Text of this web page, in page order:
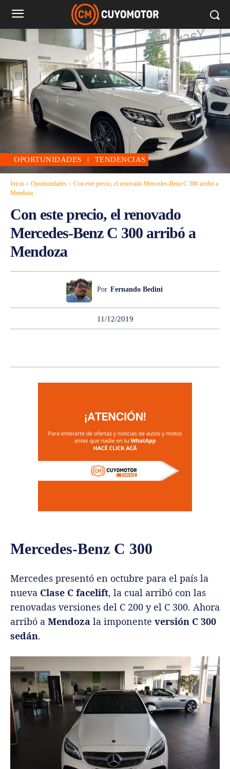
OPORTUNIDADES TENDENCIAS
Inicio Oportunidades
Con este precio, el renovado Mercedes-Benz C 300 arribó a
Mendoza
Con este precio, el renovado
Mercedes-Benz C 300 arribó a
Mendoza
Por Fernando Bedini
11/12/2019
Mercedes-Benz C 300
Mercedes presentó en octubre para el país la
nueva Clase C facelift, la cual arribó con las
renovadas versiones del C 200 y el C 300. Ahora
arribó a Mendoza la imponente versión C 300
sedán.